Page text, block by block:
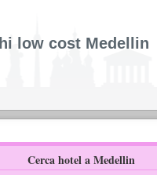
low cost Medellin
Cerca hotel a Medellin